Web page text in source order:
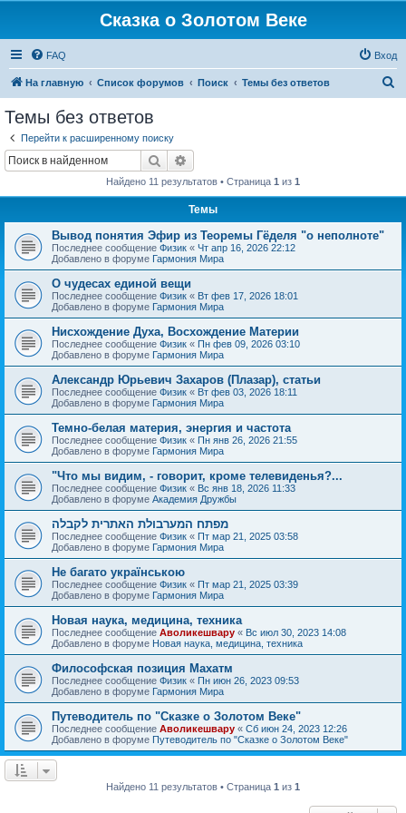
Сказка о Золотом Веке
FAQ Вход
На главную Список форумов Поиск Темы без ответов
Темы без ответов
Перейти к расширенному поиску
Поиск
Найдено 11 результатов • Страница 1 из 1
Темы
Вывод понятия Эфир из Теоремы Гёделя "о неполноте"
Последнее сообщение Физик « Чт апр 16, 2026 22:12
Добавлено в форуме Гармония Мира
О чудесах единой вещи
Последнее сообщение Физик « Вт фев 17, 2026 18:01
Добавлено в форуме Гармония Мира
Нисхождение Духа, Восхождение Материи
Последнее сообщение Физик « Пн фев 09, 2026 03:10
Добавлено в форуме Гармония Мира
Александр Юрьевич Захаров (Плазар), статьи
Последнее сообщение Физик « Вт фев 03, 2026 18:11
Добавлено в форуме Гармония Мира
Темно-белая материя, энергия и частота
Последнее сообщение Физик « Пн янв 26, 2026 21:55
Добавлено в форуме Гармония Мира
"Что мы видим, - говорит, кроме телевиденья?...
Последнее сообщение Физик « Вс янв 18, 2026 11:33
Добавлено в форуме Академия Дружбы
מפתח המערבולת האתרית לקבלה
Последнее сообщение Физик « Пт мар 21, 2025 03:58
Добавлено в форуме Гармония Мира
Не багато українською
Последнее сообщение Физик « Пт мар 21, 2025 03:39
Добавлено в форуме Гармония Мира
Новая наука, медицина, техника
Последнее сообщение Аволикешвару « Вс июл 30, 2023 14:08
Добавлено в форуме Новая наука, медицина, техника
Философская позиция Махатм
Последнее сообщение Физик « Пн июн 26, 2023 09:53
Добавлено в форуме Гармония Мира
Путеводитель по "Сказке о Золотом Веке"
Последнее сообщение Аволикешвару « Сб июн 24, 2023 12:26
Добавлено в форуме Путеводитель по "Сказке о Золотом Веке"
Найдено 11 результатов • Страница 1 из 1